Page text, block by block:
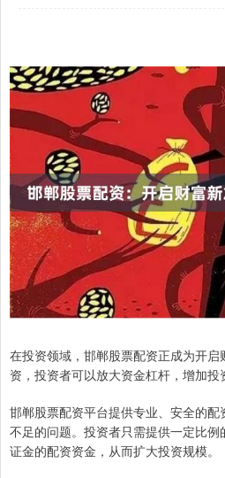
在投资领域，邯郸股票配资正成为开
资，投资者可以放大资金杠杆，增加投
邯郸股票配资平台提供专业、安全的
不足的问题。投资者只需提供一定比
证金的配资资金，从而扩大投资规模。